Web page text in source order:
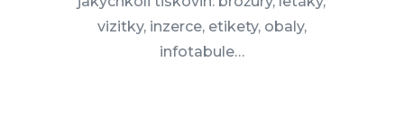
vizitky, inzerce, etikety, obaly,
infotabule…